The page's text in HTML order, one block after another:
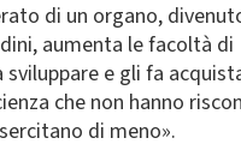
di un organo,
aumenta le facoltà di
e gli fa
che non hanno
di meno».